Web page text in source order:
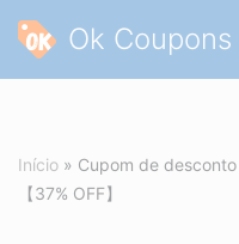
Pular
Ok Coupons
Início » Cupom de
【37% OFF】